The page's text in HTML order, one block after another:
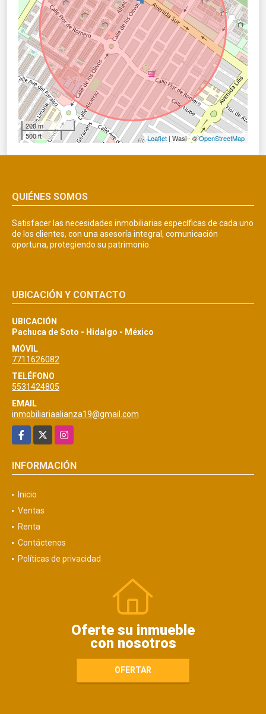
200 m
500 ft
Leaflet | Wasi - ©OpenStreetMap
QUIÉNES SOMOS
Satisfacer las necesidades inmobiliarias específicas de cada uno
de los clientes, con una asesoría integral, comunicación
oportuna, protegiendo su patrimonio.
UBICACIÓN Y CONTACTO
UBICACIÓN
Pachuca de Soto - Hidalgo - México
MÓVIL
7711626082
TELÉFONO
5531424805
EMAIL
inmobiliariaalianza19@gmail.com
Facebook
Instagram
INFORMACIÓN
Inicio
Ventas
Renta
Contáctenos
Políticas de privacidad
Oferte su inmueble
con nosotros
OFERTAR